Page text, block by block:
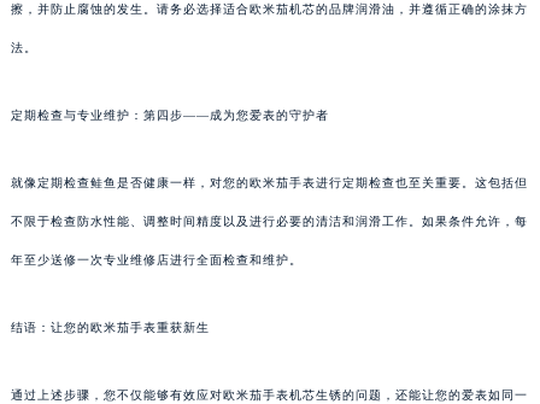
擦，并防止腐蚀的发生。请务必选择适合欧米茄机芯的品牌润滑油，并遵循正确的涂抹方
法。
定期检查与专业维护：第四步——成为您爱表的守护者
就像定期检查鲑鱼是否健康一样，对您的欧米茄手表进行定期检查也至关重要。这包括但
不限于检查防水性能、调整时间精度以及进行必要的清洁和润滑工作。如果条件允许，每
年至少送修一次专业维修店进行全面检查和维护。
结语：让您的欧米茄手表重获新生
通过上述步骤，您不仅能够有效应对欧米茄手表机芯生锈的问题，还能让您的爱表如同一